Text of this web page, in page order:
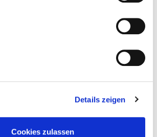
Details zeigen
Cookies zulassen